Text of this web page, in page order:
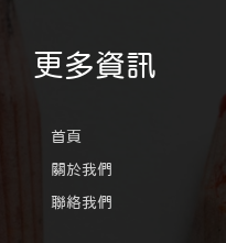
更多資訊
首頁
關於我們
聯絡我們